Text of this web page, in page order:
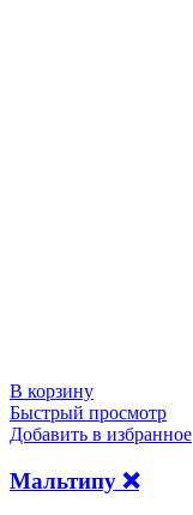
В корзину
Быстрый просмотр
Добавить в избранное
Мальтипу ❌